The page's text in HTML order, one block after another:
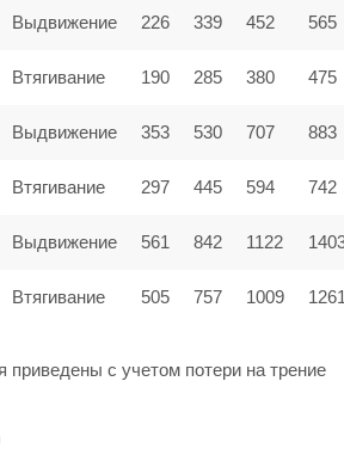
Выдвижение 226 339 452 565
Втягивание 190 285 380 475
Выдвижение 353 530 707 883
Втягивание 297 445 594 742
Выдвижение 561 842 1122
Втягивание 505 757 1009 1261
с учетом потери на трение